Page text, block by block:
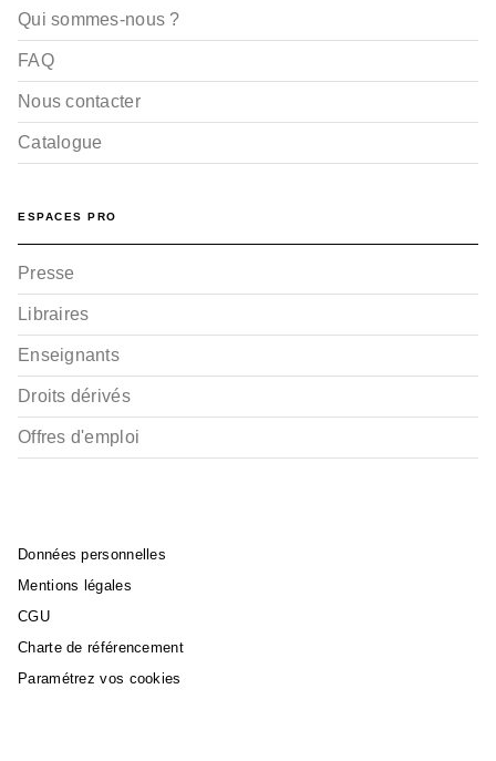
Qui sommes-nous ?
FAQ
Nous contacter
Catalogue
ESPACES PRO
Presse
Libraires
Enseignants
Droits dérivés
Offres d'emploi
Données personnelles
Mentions légales
CGU
Charte de référencement
Paramétrez vos cookies